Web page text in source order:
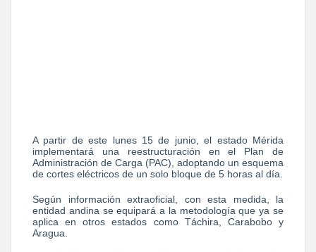
A partir de este lunes 15 de junio, el estado Mérida
implementará una reestructuración en el Plan de
Administración de Carga (PAC), adoptando un esquema
de cortes eléctricos de un solo bloque de 5 horas al día.
Según información extraoficial, con esta medida, la
entidad andina se equipará a la metodología que ya se
aplica en otros estados como Táchira, Carabobo y
Aragua.